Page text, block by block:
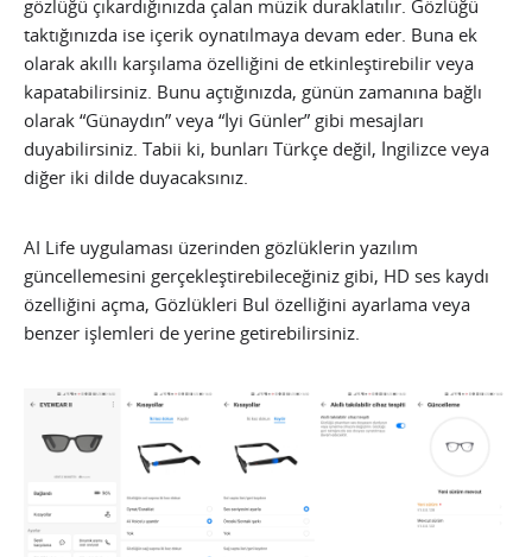
gözlüğü çıkardığınızda çalan müzik duraklatılır. Gözlüğü
taktığınızda ise içerik oynatılmaya devam eder. Buna ek
olarak akıllı karşılama özelliğini de etkinleştirebilir veya
kapatabilirsiniz. Bunu açtığınızda, günün zamanına bağlı
olarak “Günaydın” veya “İyi Günler” gibi mesajları
duyabilirsiniz. Tabii ki, bunları Türkçe değil, İngilizce veya
diğer iki dilde duyacaksınız.
AI Life uygulaması üzerinden gözlüklerin yazılım
güncellemesini gerçekleştirebileceğiniz gibi, HD ses kaydı
özelliğini açma, Gözlükleri Bul özelliğini ayarlama veya
benzer işlemleri de yerine getirebilirsiniz.